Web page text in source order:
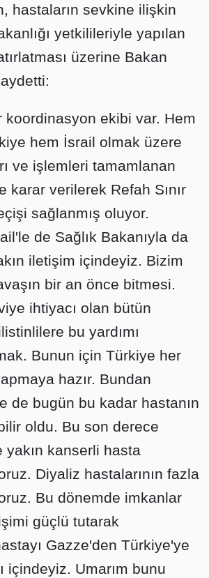
hastaların sevkine ilişkin
yetkilileriyle yapılan
üzerine Bakan
koordinasyon ekibi var. Hem
hem İsrail olmak üzere
ve işlemleri tamamlanan
karar verilerek Refah Sınır
sağlanmış oluyor.
de Sağlık Bakanıyla da
iletişim içindeyiz. Bizim
bir an önce bitmesi.
ihtiyacı olan bütün
bu yardımı
Bunun için Türkiye her
hazır. Bundan
de bugün bu kadar hastanın
oldu. Bu son derece
yakın kanserli hasta
Diyaliz hastalarının fazla
Bu dönemde imkanlar
güçlü tutarak
Gazze'den Türkiye'ye
içindeyiz. Umarım bunu